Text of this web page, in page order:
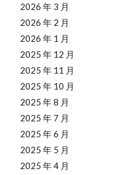
2026 年 3 月
2026 年 2 月
2026 年 1 月
2025 年 12 月
2025 年 11 月
2025 年 10 月
2025 年 8 月
2025 年 7 月
2025 年 6 月
2025 年 5 月
2025 年 4 月